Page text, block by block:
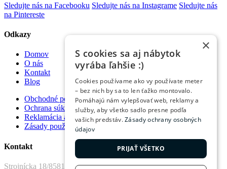
Sledujte nás na Facebooku Sledujte nás na Instagrame Sledujte nás
na Pintereste
Odkazy
Domov
O nás
Kontakt
Blog
Obchodné podmienky
Ochrana súkromia
Reklamácia a vrátenie tovaru
Zásady používania súborov cookie
Kontakt
Strojnícka 18/8581 Prešov, 080 01
×
S cookies sa aj nábytok
vyrába ľahšie :)
Cookies používame ako vy používate meter
– bez nich by sa to len ťažko montovalo.
Pomáhajú nám vylepšovať web, reklamy a
služby, aby všetko sadlo presne podľa
vašich predstáv.Zásady ochrany osobných
údajov
PRIJAŤ VŠETKO